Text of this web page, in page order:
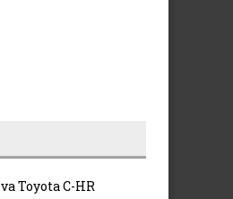
Toyota C-HR